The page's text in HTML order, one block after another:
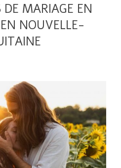
DE MARIAGE EN
NOUVELLE-